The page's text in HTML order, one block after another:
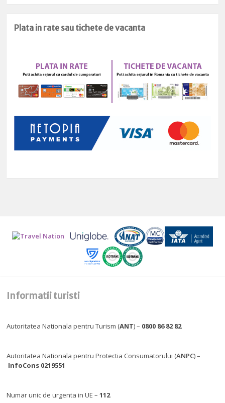
Plata in rate sau tichete de vacanta
Informatii turisti
Autoritatea Nationala pentru Turism (ANT) – 0800 86 82 82
Autoritatea Nationala pentru Protectia Consumatorului (ANPC) –
InfoCons 0219551
Numar unic de urgenta in UE –112